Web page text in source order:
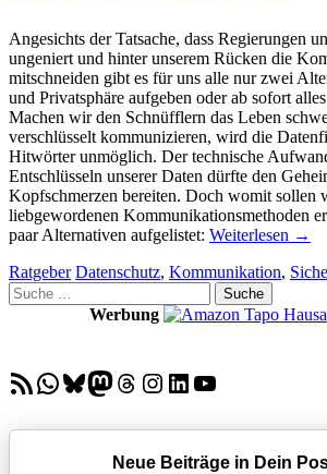
Angesichts der Tatsache, dass Regierungen
ungeniert und hinter unserem Rücken die
mitschneiden gibt es für uns alle nur zwei
und Privatsphäre aufgeben oder ab sofort
Machen wir den Schnüfflern das Leben
verschlüsselt kommunizieren, wird die
Hitwörter unmöglich. Der technische
Entschlüsseln unserer Daten dürfte den
Kopfschmerzen bereiten. Doch womit sollen
liebgewordenen Kommunikationsmethoden
paar Alternativen aufgelistet: Weiterlesen →
Ratgeber Datenschutz, Kommunikation,
Suche
nach:
Werbung
RSS-FeedWhatsApp
Bluesky
Mastodon
Threads
Instagram
LinkedIn
YouTube
Neue Beiträge in Dein